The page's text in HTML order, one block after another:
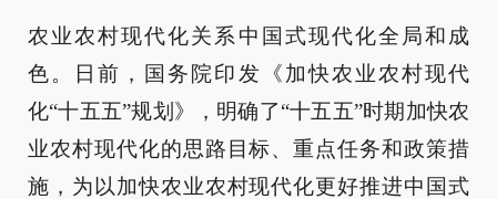
农业农村现代化关系中国式现代化全局和成
色。日前，国务院印发《加快农业农村现代
化“十五五”规划》，明确了“十五五”时期加快农
业农村现代化的思路目标、重点任务和政策措
施，为以加快农业农村现代化更好推进中国式